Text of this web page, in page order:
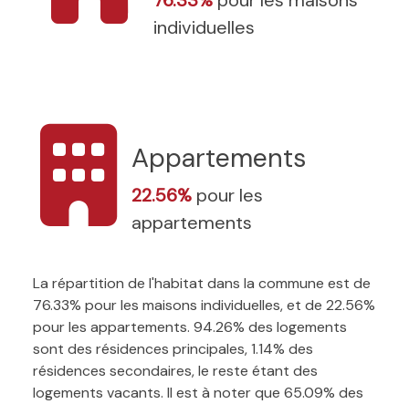
individuelles
Appartements
22.56% pour les
appartements
La répartition de l'habitat dans la commune est de
76.33% pour les maisons individuelles, et de 22.56%
pour les appartements. 94.26% des logements
sont des résidences principales, 1.14% des
résidences secondaires, le reste étant des
logements vacants. Il est à noter que 65.09% des